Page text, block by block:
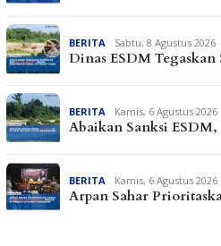
BERITA Sabtu, 8 Agustus 2026
Dinas ESDM
BERITA Kamis, 6 Agustus 2026
Abaikan Sanksi
BERITA Kamis, 6 Agustus 2026
Arpan Sahar